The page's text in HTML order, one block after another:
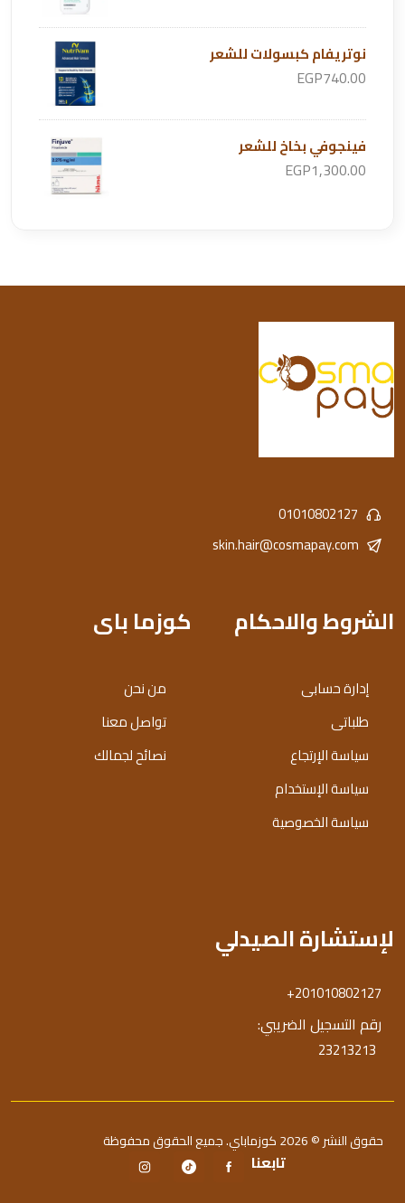
نوتريفام كبسولات للشعر
EGP740.00
فينجوفي بخاخ للشعر
EGP1,300.00
01010802127
skin.hair@cosmapay.com
الشروط والاحكام
إدارة حسابى
طلباتى
سياسة الإرتجاع
سياسة الإستخدام
سياسة الخصوصية
كوزما باى
من نحن
تواصل معنا
نصائح لجمالك
لإستشارة الصيدلي
+201010802127
رقم التسجيل الضريبي:
23213213
حقوق النشر © 2026 كوزماباي. جميع الحقوق محفوظة
تابعنا